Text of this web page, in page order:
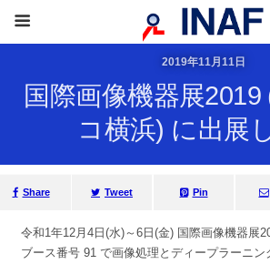
2019年11月11日
国際画像機器展2019
コ横浜) に出展
Share Tweet Pin
令和1年12月4日(水)～6日(金) 国際画像機器展
ブース番号 91 で画像処理とディープラーニ